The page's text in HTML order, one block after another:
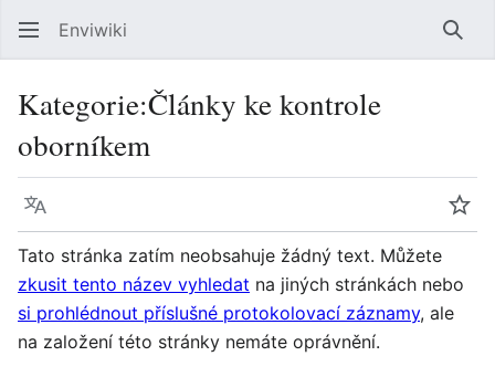
Enviwiki
Kategorie:Články ke kontrole
oborníkem
Jazyk
Tato stránka zatím neobsahuje žádný text. Můžete
zkusit tento název vyhledat na jiných stránkách nebo
si prohlédnout příslušné protokolovací záznamy, ale
na založení této stránky nemáte oprávnění.